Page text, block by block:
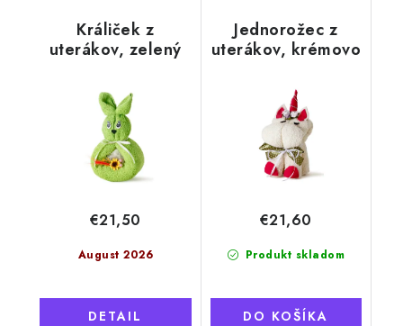
Králiček z
uterákov, zelený
August 2026
€21,50
DETAIL
Jednorožec z
uterákov, krémovo
Produkt skladom
€21,60
DO KOŠÍKA